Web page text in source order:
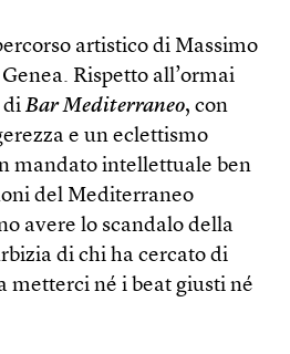
artistico di Massimo
Rispetto all’ormai
diBar Mediterraneo, con
e un eclettismo
mandato intellettuale ben
del Mediterraneo
avere lo scandalo della
di chi ha cercato di
metterci né i beat giusti né